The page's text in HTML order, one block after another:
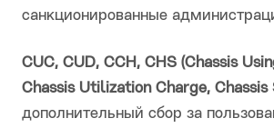
санкционированные
CUC, CUD, CCH, CHS (Chassis
Chassis Utilization Charge, Chassis
дополнительный сбор за